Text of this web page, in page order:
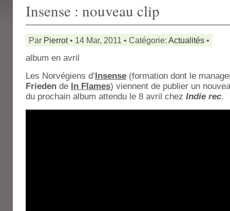
Insense : nouveau clip
Par Pierrot• 14 Mar, 2011 • Catégorie: Actualités •
album en avril
Les Norvégiens d’Insense (formation dont le
Frieden de In Flames) viennent de publier un
du prochain album attendu le 8 avril chez Indie rec.